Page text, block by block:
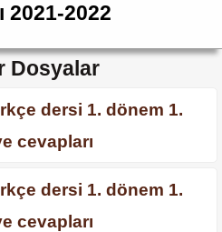
2021-2022
Dosyalar
dersi 1. dönem 1.
cevapları
dersi 1. dönem 1.
cevapları